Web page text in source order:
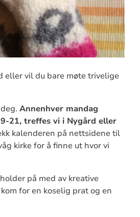
eller vil du bare møte trivelige
Annenhver mandag
21, treffes vi i Nygård eller
kalenderen på nettsidene til
kirke for å finne ut hvor vi
på med av kreative
for en koselig prat og en